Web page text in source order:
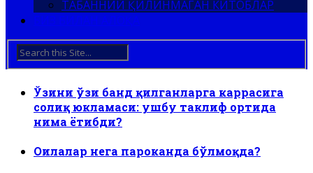
ТАБАННИЙ ҚИЛИНМАГАН КИТОБЛАР
Ўзини ўзи банд қилганларга каррасига
солиқ юкламаси: ушбу таклиф ортида
нима ётибди?
Оилалар нега пароканда бўлмоқда?